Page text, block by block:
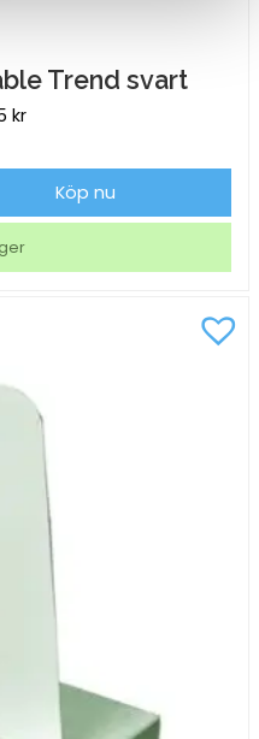
Trend svart
kr
Köp nu